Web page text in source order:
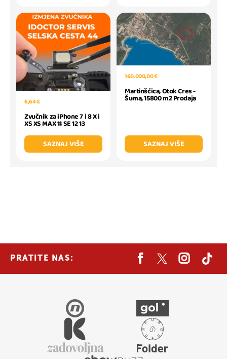
6,64 €
Zvučnik za iPhone 7 i 8 X i
XS XS MAX 11 SE 12 13
SAZNAJ VIŠE
160.000,00 €
Martinšćica, Otok Cres -
Šuma, 15800 m2 Prodaja
SAZNAJ VIŠE
PRATITE NAS: